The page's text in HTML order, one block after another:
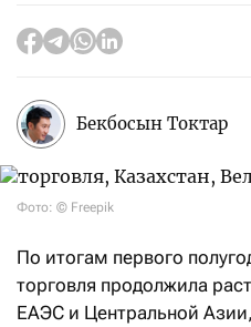
Бекбосын Токтар
Фото: © Freepik
По итогам первого
торговля продолжила
ЕАЭС и Центральной